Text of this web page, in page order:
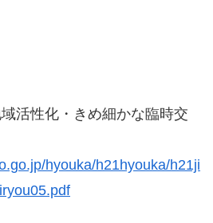
活性化・きめ細かな臨時交
hyouka/h21hyouka/h21ji